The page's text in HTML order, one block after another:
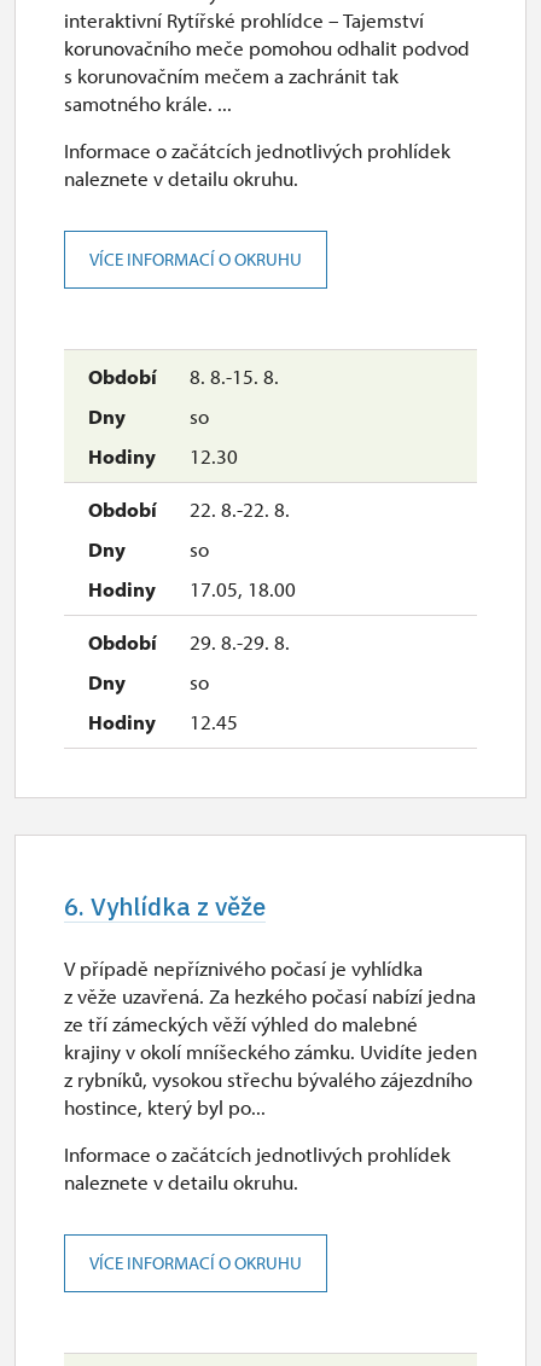
8. 8.-15. 8.
so
12.30
22. 8.-22. 8.
so
17.05, 18.00
29. 8.-29. 8.
so
12.45
interaktivní Rytířské prohlídce – Tajemství
korunovačního meče pomohou odhalit podvod
s korunovačním mečem a zachránit tak
samotného krále. ...
Informace o začátcích jednotlivých prohlídek
naleznete v detailu okruhu.
VÍCE INFORMACÍ O OKRUHU
6. Vyhlídka z věže
V případě nepříznivého počasí je vyhlídka
z věže uzavřená. Za hezkého počasí nabízí jedna
ze tří zámeckých věží výhled do malebné
krajiny v okolí mníšeckého zámku. Uvidíte jeden
z rybníků, vysokou střechu bývalého zájezdního
hostince, který byl po...
Informace o začátcích jednotlivých prohlídek
naleznete v detailu okruhu.
VÍCE INFORMACÍ O OKRUHU